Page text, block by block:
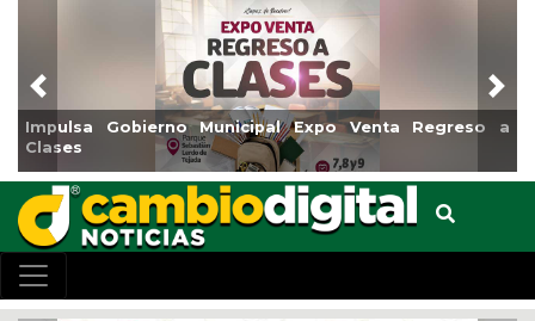
Gobierno Municipal Expo Venta Regreso a
Previous